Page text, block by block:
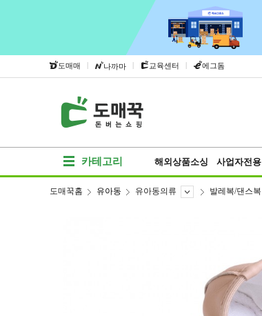
도매매 | 나까마 | 교육센터 | 에그돔
카테고리 해외상품소싱 사업자전용
도매꾹홈 유아동 유아동의류 발레복/댄스복